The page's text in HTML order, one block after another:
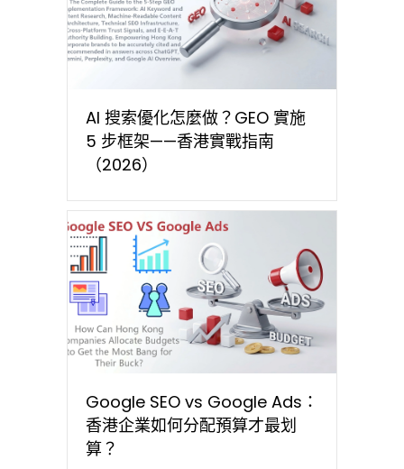
AI 搜索優化怎麼做？GEO 實施
5 步框架——香港實戰指南
（2026）
Google SEO vs Google Ads：
香港企業如何分配預算才最划
算？